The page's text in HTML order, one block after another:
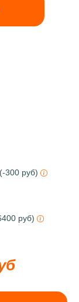
300 руб)
руб)